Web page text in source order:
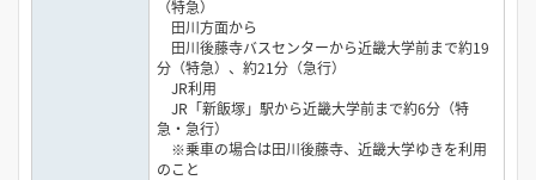
（特急）
田川方面から
田川後藤寺バスセンターから近畿大学前まで約19
分（特急）、約21分（急行）
JR利用
JR「新飯塚」駅から近畿大学前まで約6分（特
急・急行）
※乗車の場合は田川後藤寺、近畿大学ゆきを利用
のこと